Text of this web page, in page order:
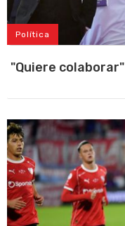
Política
"Quiere colaborar"